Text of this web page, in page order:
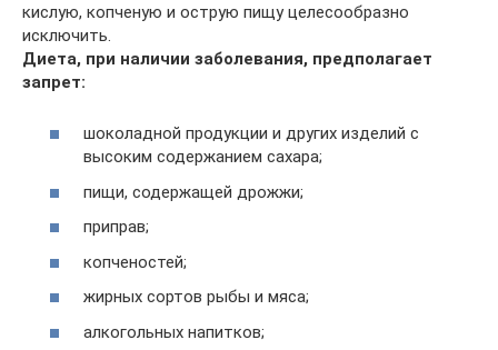
кислую, копченую и острую пищу целесообразно
исключить.
Диета, при наличии заболевания, предполагает
запрет:
шоколадной продукции и других изделий с
высоким содержанием сахара;
пищи, содержащей дрожжи;
приправ;
копченостей;
жирных сортов рыбы и мяса;
алкогольных напитков;